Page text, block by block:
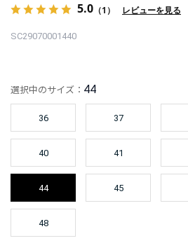
5.0 （1） レビューを見る
SC29070001440
選択中のサイズ： 44
36 37
40 41
44 45
48